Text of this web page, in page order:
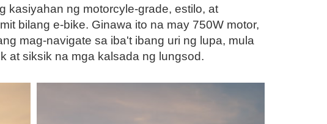
kasiyahan ng motorcyle-grade, estilo, at
bilang e-bike. Ginawa ito na may 750W motor,
mag-navigate sa iba't ibang uri ng lupa, mula
at siksik na mga kalsada ng lungsod.